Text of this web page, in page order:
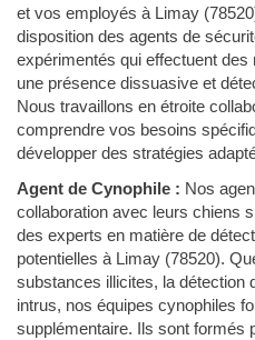
et vos employés à Limay
disposition des agents de
expérimentés qui effectuent
une présence dissuasive et
Nous travaillons en étroite
comprendre vos besoins
développer des stratégies
Agent de Cynophile : Nos
collaboration avec leurs chiens
des experts en matière de
potentielles à Limay (78520).
substances illicites, la détection
intrus, nos équipes cynophiles
supplémentaire. Ils sont formés